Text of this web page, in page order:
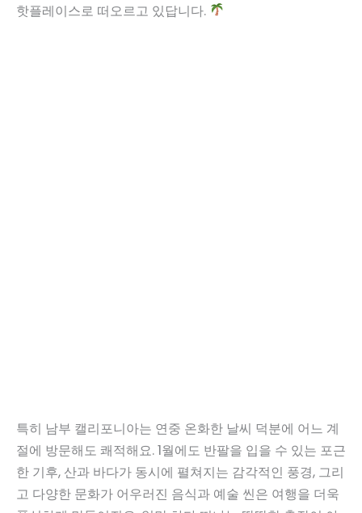
핫플레이스로 떠오르고 있답니다.
특히 남부 캘리포니아는 연중 온화한 날씨 덕분에 어느 계
절에 방문해도 쾌적해요. 1월에도 반팔을 입을 수 있는 포근
한 기후, 산과 바다가 동시에 펼쳐지는 감각적인 풍경, 그리
고 다양한 문화가 어우러진 음식과 예술 씬은 여행을 더욱